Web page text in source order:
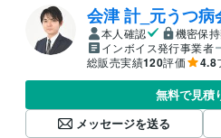
会津 計_元うつ病
本人確認
機密保
インボイス発行事業者
総販売実績120評価 4.8
無料で見積
メッセージを送る